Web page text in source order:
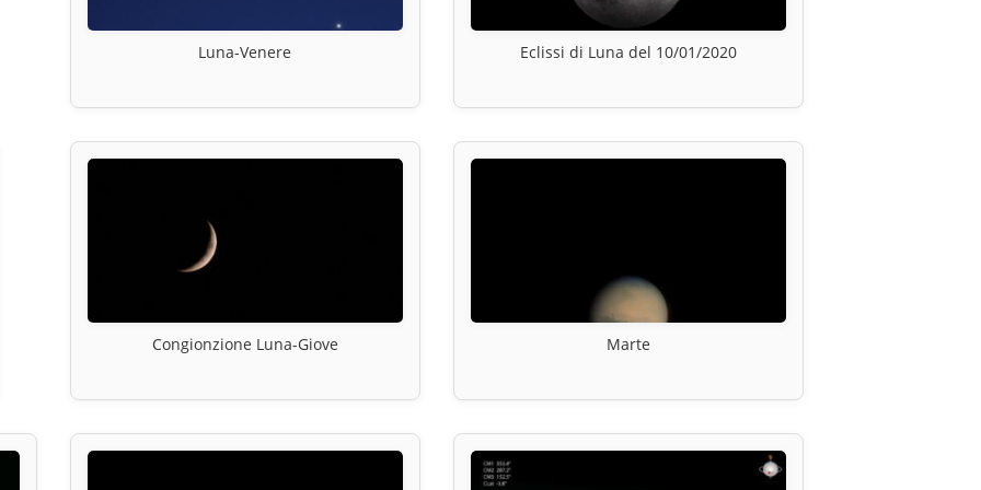
Luna-Venere Eclissi di Luna del 10/01/2020
Congionzione Luna-Giove Marte